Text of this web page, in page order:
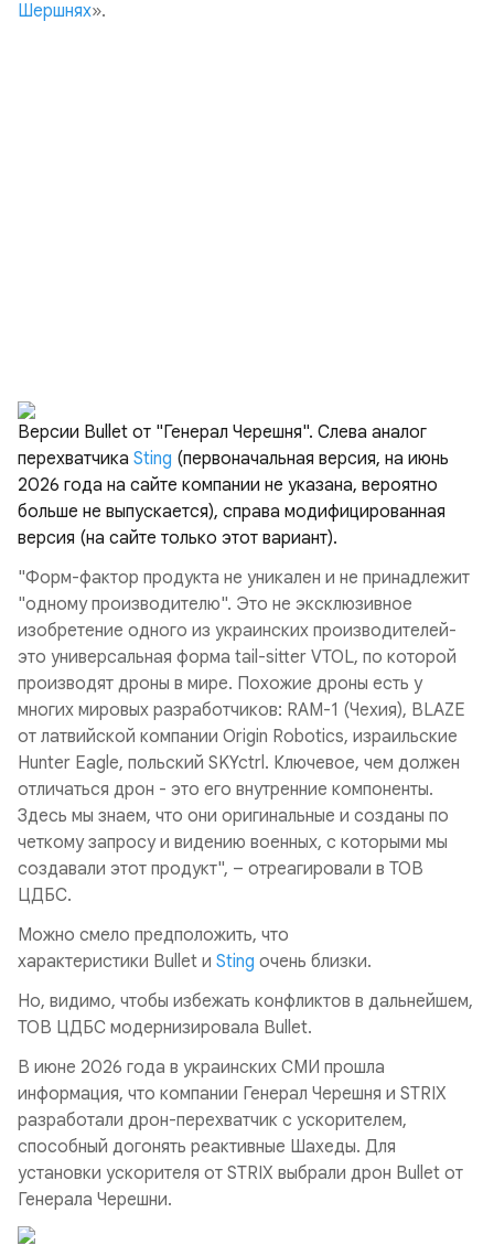
Шершнях».
Версии Bullet от "Генерал Черешня". Слева аналог
перехватчика Sting (первоначальная версия, на июнь
2026 года на сайте компании не указана, вероятно
больше не выпускается), справа модифицированная
версия (на сайте только этот вариант).
"Форм-фактор продукта не уникален и не принадлежит
"одному производителю". Это не эксклюзивное
изобретение одного из украинских производителей-
это универсальная форма tail-sitter VTOL, по которой
производят дроны в мире. Похожие дроны есть у
многих мировых разработчиков: RAM-1 (Чехия), BLAZE
от латвийской компании Origin Robotics, израильские
Hunter Eagle, польский SKYctrl. Ключевое, чем должен
отличаться дрон - это его внутренние компоненты.
Здесь мы знаем, что они оригинальные и созданы по
четкому запросу и видению военных, с которыми мы
создавали этот продукт", – отреагировали в ТОВ
ЦДБС.
Можно смело предположить, что
характеристики Bullet и Sting очень близки.
Но, видимо, чтобы избежать конфликтов в дальнейшем,
ТОВ ЦДБС модернизировала Bullet.
В июне 2026 года в украинских СМИ прошла
информация, что компании Генерал Черешня и STRIX
разработали дрон-перехватчик с ускорителем,
способный догонять реактивные Шахеды. Для
установки ускорителя от STRIX выбрали дрон Bullet от
Генерала Черешни.